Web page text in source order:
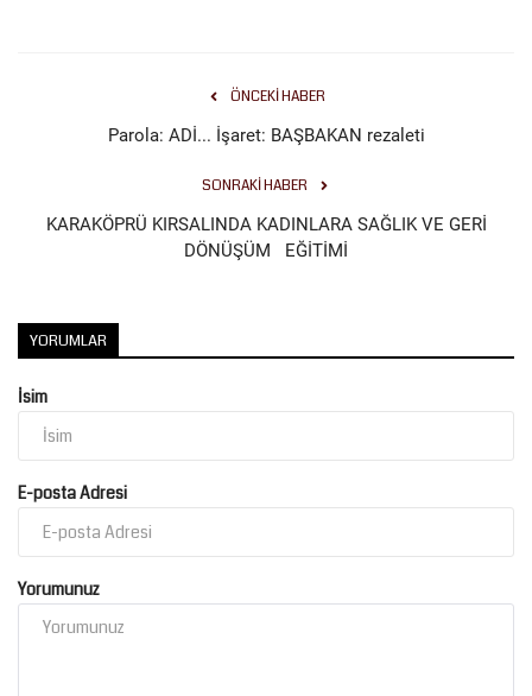
Künye
İletişim
Kültür Sanat
ÖNCEKI HABER
Parola: ADİ... İşaret: BAŞBAKAN rezaleti
SONRAKI HABER
KARAKÖPRÜ KIRSALINDA KADINLARA SAĞLIK VE GERİ
DÖNÜŞÜM EĞİTİMİ
YORUMLAR
İsim
E-posta Adresi
Yorumunuz